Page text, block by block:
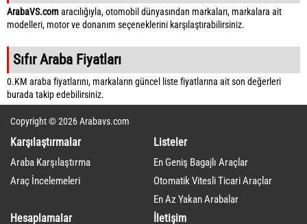
ArabaVS.comaracılığıyla, otomobil dünyasından markaları, markalara ait
modelleri, motor ve donanım seçeneklerini karşılaştırabilirsiniz.
Sıfır Araba Fiyatları
0.KM araba fiyatlarını, markaların güncel liste fiyatlarına ait son değerleri
burada takip edebilirsiniz.
Copyright © 2026 Arabavs.com
Karşılaştırmalar
Araba Karşılaştırma
Araç İncelemeleri
Listeler
En Geniş Bagajlı Araçlar
Otomatik Vitesli Ticari Araçlar
En Az Yakan Arabalar
Hesaplamalar İletişim